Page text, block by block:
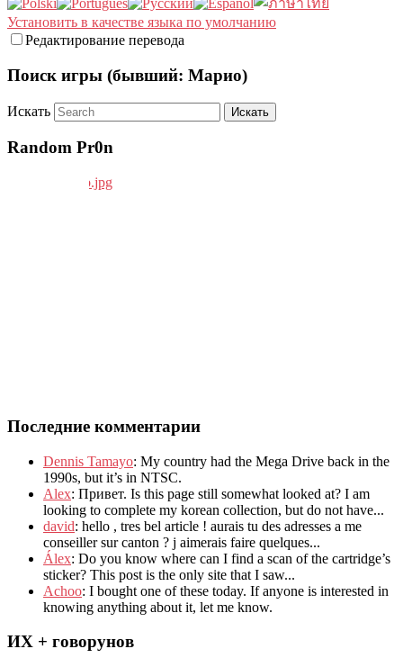
Установить в качестве языка по умолчанию
Редактирование перевода
Поиск игры (бывший: Марио)
Искать
Random Pr0n
Последние комментарии
Dennis Tamayo: My country had the Mega Drive back in the
1990s, but it’s in NTSC.
Alex: Привет. Is this page still somewhat looked at? I am
looking to complete my korean collection, but do not have...
david: hello , tres bel article ! aurais tu des adresses a me
conseiller sur canton ? j aimerais faire quelques...
Álex: Do you know where can I find a scan of the cartridge’s
sticker? This post is the only site that I saw...
Achoo: I bought one of these today. If anyone is interested in
knowing anything about it, let me know.
ИХ + говорунов